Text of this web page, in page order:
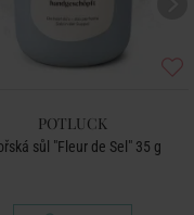
POTLUCK
sůl "Fleur de Sel" 35 g